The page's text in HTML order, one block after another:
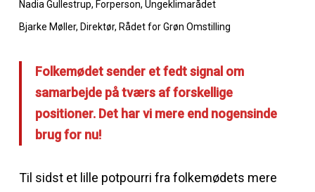
Nadia Gullestrup, Forperson, Ungeklimarådet
Bjarke Møller, Direktør, Rådet for Grøn Omstilling
Folkemødet sender et fedt signal om
samarbejde på tværs af forskellige
positioner. Det har vi mere end nogensinde
brug for nu!
Til sidst et lille potpourri fra folkemødets mere